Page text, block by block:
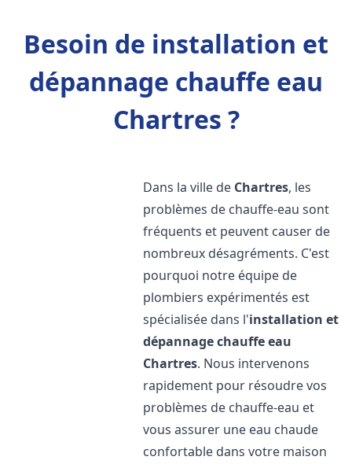
Besoin de installation et
dépannage chauffe eau
Chartres ?
Dans la ville de Chartres, les
problèmes de chauffe-eau sont
fréquents et peuvent causer de
nombreux désagréments. C'est
pourquoi notre équipe de
plombiers expérimentés est
spécialisée dans l'installation et
dépannage chauffe eau
Chartres. Nous intervenons
rapidement pour résoudre vos
problèmes de chauffe-eau et
vous assurer une eau chaude
confortable dans votre maison